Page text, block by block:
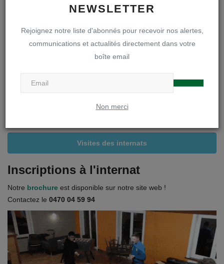
NEWSLETTER
Rejoignez notre liste d'abonnés pour recevoir nos alertes,
communications et actualités directement dans votre
boîte email
Non merci
Inscriptions en première secondaire
Visites des internats
Inscriptions à l'internat
Notre brochure est disponible sur notre site web !
Contactez le 0470 04 59 94